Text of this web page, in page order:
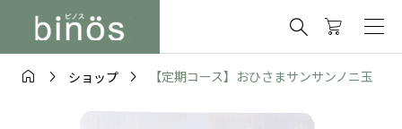

  ショップ  【定期コース】おひさまサンサンノニ玉